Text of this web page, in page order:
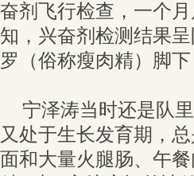
奋剂飞行检查，一个
知，兴奋剂检测结果
罗（俗称瘦肉精）脚
宁泽涛当时还是队
又处于生长发育期，
面和大量火腿肠、午